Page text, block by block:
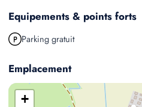
Equipements & points forts
Parking gratuit
Emplacement
+